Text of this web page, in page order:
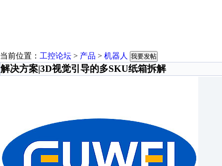
当前位置： 工控论坛 > 产品 > 机器人 我要发帖
解决方案|3D视觉引导的多SKU纸箱拆解